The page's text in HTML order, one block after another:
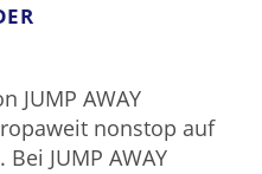
JUMP AWAY
nonstop auf
JUMP AWAY